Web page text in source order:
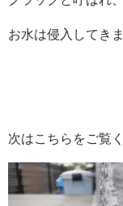
お水は侵入してきま
次はこちらをご覧